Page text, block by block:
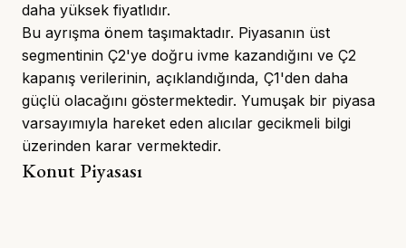
daha yüksek fiyatlıdır.
Bu ayrışma önem taşımaktadır. Piyasanın üst
segmentinin Ç2'ye doğru ivme kazandığını ve Ç2
kapanış verilerinin, açıklandığında, Ç1'den daha
güçlü olacağını göstermektedir. Yumuşak bir piyasa
varsayımıyla hareket eden alıcılar gecikmeli bilgi
üzerinden karar vermektedir.
Konut Piyasası